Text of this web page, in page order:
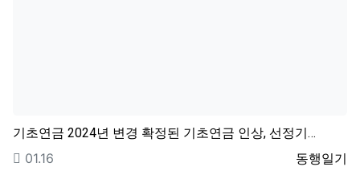
기초연금 2024년 변경 확정된 기초연금 인상, 선정기…
등록자
동행일기
등록일
01.16